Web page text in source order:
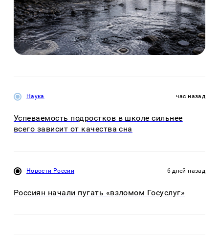
Наука час назад
Успеваемость подростков в школе сильнее
всего зависит от качества сна
Новости России 6 дней назад
Россиян начали пугать «взломом Госуслуг»